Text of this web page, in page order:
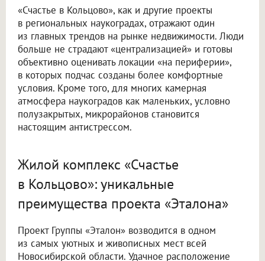
«Счастье в Кольцово», как и другие проекты
в региональных наукоградах, отражают один
из главных трендов на рынке недвижимости. Люди
больше не страдают «централизацией» и готовы
объективно оценивать локации «на периферии»,
в которых подчас созданы более комфортные
условия. Кроме того, для многих камерная
атмосфера наукоградов как маленьких, условно
полузакрытых, микрорайонов становится
настоящим антистрессом.
Жилой комплекс «Счастье
в Кольцово»: уникальные
преимущества проекта «Эталона»
Проект Группы «Эталон» возводится в одном
из самых уютных и живописных мест всей
Новосибирской области. Удачное расположение